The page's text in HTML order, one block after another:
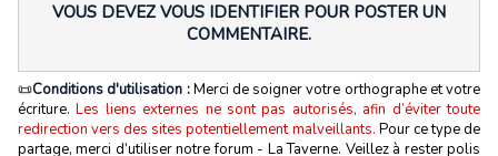
VOUS DEVEZ VOUS IDENTIFIER POUR POSTER UN
COMMENTAIRE.
📜Conditions d'utilisation :Merci de soigner votre orthographe et votre
écriture.Les liens externes ne sont pas autorisés, afin d’éviter toute
redirection vers des sites potentiellement malveillants. Pour ce type de
partage, merci d’utiliser notre forum - La Taverne. Veillez à rester polis